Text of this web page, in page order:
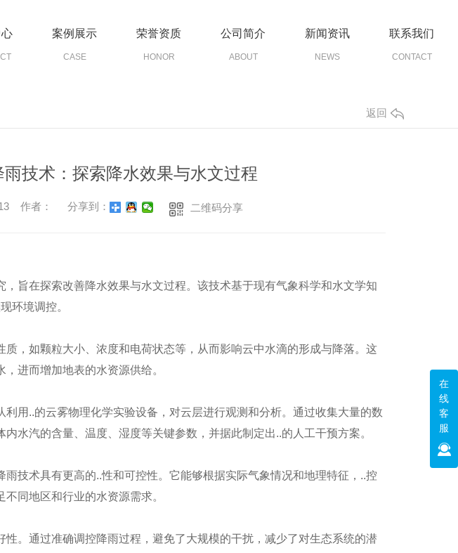
案例展示
CASE
荣誉资质
HONOR
公司简介
ABOUT
新闻资讯
NEWS
联系我们
CONTACT
返回
技术：探索降水效果与水文过程
作者： 分享到： 二维码分享
旨在探索改善降水效果与水文过程。该技术基于现有气象科学和水文学知
环境调控。
，如颗粒大小、浓度和电荷状态等，从而影响云中水滴的形成与降落。这
进而增加地表的水资源供给。
用..的云雾物理化学实验设备，对云层进行观测和分析。通过收集大量的数
水汽的含量、温度、湿度等关键参数，并据此制定出..的人工干预方案。
技术具有更高的..性和可控性。它能够根据实际气象情况和地理特征，..控
同地区和行业的水资源需求。
。通过准确调控降雨过程，避免了大规模的干扰，减少了对生态系统的潜
在
线
客
服